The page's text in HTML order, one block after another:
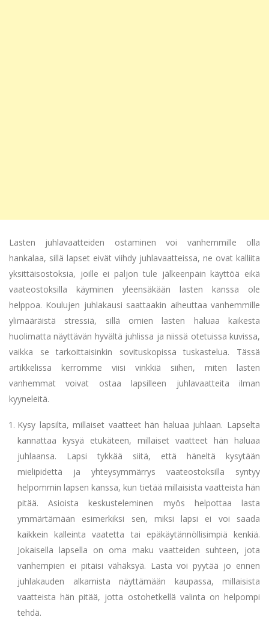
Lasten juhlavaatteiden ostaminen voi vanhemmille olla
hankalaa, sillä lapset eivät viihdy juhlavaatteissa, ne ovat kalliita
yksittäisostoksia, joille ei paljon tule jälkeenpäin käyttöä eikä
vaateostoksilla käyminen yleensäkään lasten kanssa ole
helppoa. Koulujen juhlakausi saattaakin aiheuttaa vanhemmille
ylimääräistä stressiä, sillä omien lasten haluaa kaikesta
huolimatta näyttävän hyvältä juhlissa ja niissä otetuissa kuvissa,
vaikka se tarkoittaisinkin sovituskopissa tuskastelua. Tässä
artikkelissa kerromme viisi vinkkiä siihen, miten lasten
vanhemmat voivat ostaa lapsilleen juhlavaatteita ilman
kyyneleitä.
Kysy lapsilta, millaiset vaatteet hän haluaa juhlaan. Lapselta
kannattaa kysyä etukäteen, millaiset vaatteet hän haluaa
juhlaansa. Lapsi tykkää siitä, että häneltä kysytään
mielipidettä ja yhteysymmärrys vaateostoksilla syntyy
helpommin lapsen kanssa, kun tietää millaisista vaatteista hän
pitää. Asioista keskusteleminen myös helpottaa lasta
ymmärtämään esimerkiksi sen, miksi lapsi ei voi saada
kaikkein kalleinta vaatetta tai epäkäytännöllisimpiä kenkiä.
Jokaisella lapsella on oma maku vaatteiden suhteen, jota
vanhempien ei pitäisi vähäksyä. Lasta voi pyytää jo ennen
juhlakauden alkamista näyttämään kaupassa, millaisista
vaatteista hän pitää, jotta ostohetkellä valinta on helpompi
tehdä.